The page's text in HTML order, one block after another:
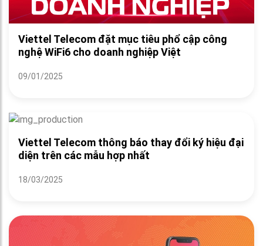
Viettel Telecom đặt mục tiêu phổ cập công
nghệ WiFi6 cho doanh nghiệp Việt
09/01/2025
Viettel Telecom thông báo thay đổi ký hiệu đại
diện trên các mẫu hợp nhất
18/03/2025